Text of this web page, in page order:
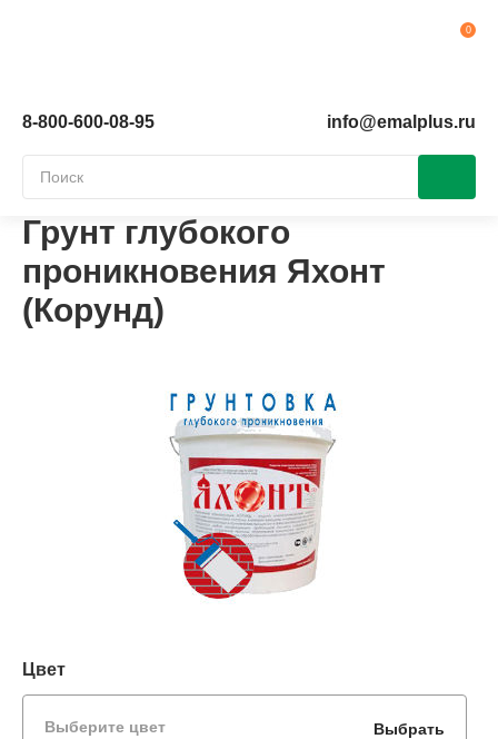
8-800-600-08-95 info@emalplus.ru
Грунт глубокого
проникновения Яхонт
(Корунд)
Цвет
Выберите цвет Выбрать